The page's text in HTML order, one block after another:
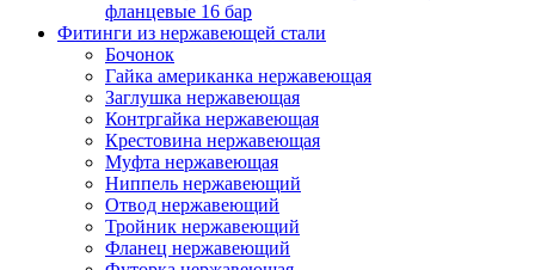
фланцевые 16 бар
Фитинги из нержавеющей стали
Бочонок
Гайка американка нержавеющая
Заглушка нержавеющая
Контргайка нержавеющая
Крестовина нержавеющая
Муфта нержавеющая
Ниппель нержавеющий
Отвод нержавеющий
Тройник нержавеющий
Фланец нержавеющий